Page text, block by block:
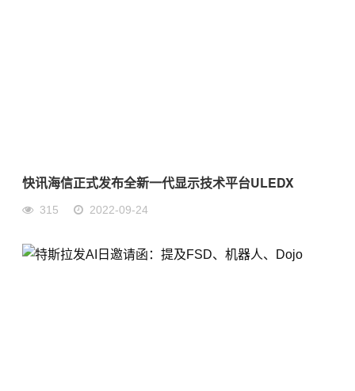
快讯海信正式发布全新一代显示技术平台ULEDX
315 2022-09-24